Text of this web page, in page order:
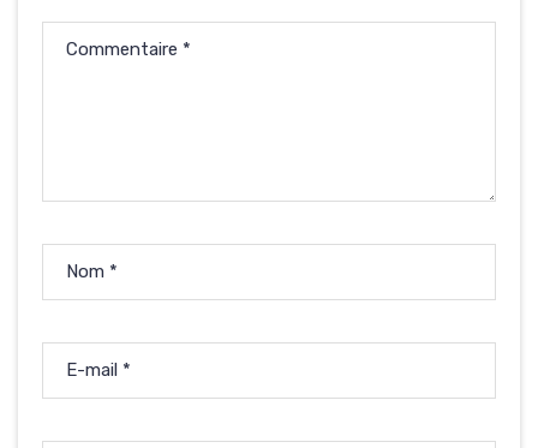
Commentaire *
Nom *
E-mail *